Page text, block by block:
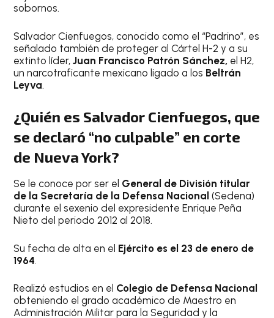
sobornos.
Salvador Cienfuegos, conocido como el “Padrino”, es
señalado también de proteger al Cártel H-2 y a su
extinto líder,Juan Francisco Patrón Sánchez, el H2,
un narcotraficante mexicano ligado a los Beltrán
Leyva.
¿Quién es Salvador Cienfuegos, que
se declaró “no culpable” en corte
de Nueva York?
Se le conoce por ser el General de División titular
de la Secretaría de la Defensa Nacional (Sedena)
durante el sexenio del expresidente Enrique Peña
Nieto del periodo 2012 al 2018.
Su fecha de alta en el Ejército es el 23 de enero de
1964.
Realizó estudios en el Colegio de Defensa Nacional
obteniendo el grado académico de Maestro en
Administración Militar para la Seguridad y la